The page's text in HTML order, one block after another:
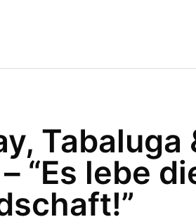
Tabaluga
“Es lebe